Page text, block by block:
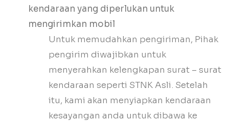
kendaraan yang diperlukan untuk
mengirimkan mobil
Untuk memudahkan pengiriman, Pihak
pengirim diwajibkan untuk
menyerahkan kelengkapan surat – surat
kendaraan seperti STNK Asli. Setelah
itu, kami akan menyiapkan kendaraan
kesayangan anda untuk dibawa ke